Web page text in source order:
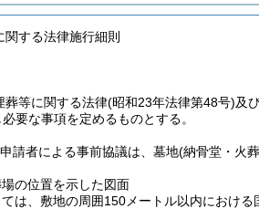
する法律施行細則
葬等に関する法律(昭和23年法律第48号)及
要な事項を定めるものとする。
請者による事前協議は、墓地(納骨堂・火
の位置を示した図面
は、敷地の周囲150メートル以内におけ